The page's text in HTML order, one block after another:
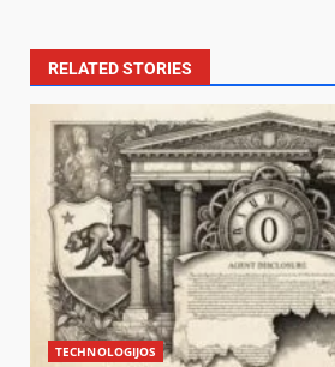
RELATED STORIES
TECHNOLOGIJOS